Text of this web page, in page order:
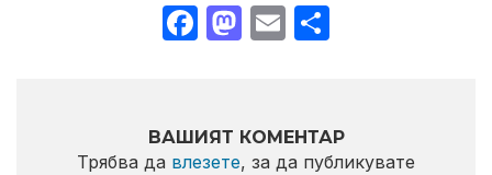
Facebook
Mastodon
Email
ВАШИЯТ КОМЕНТАР
Трябва да влезете, за да публикувате